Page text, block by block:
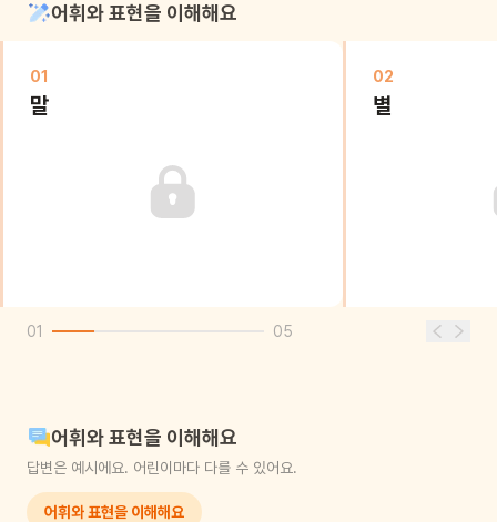
어휘와 표현을 이해해요
01
말
02
별
01 05
어휘와 표현을 이해해요
답변은 예시에요. 어린이마다 다를 수 있어요.
어휘와 표현을 이해해요